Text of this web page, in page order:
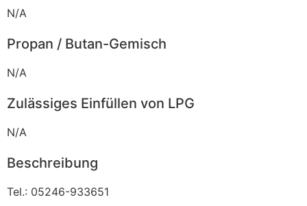
N/A
Propan / Butan-Gemisch
N/A
Zulässiges Einfüllen von LPG
N/A
Beschreibung
Tel.: 05246-933651